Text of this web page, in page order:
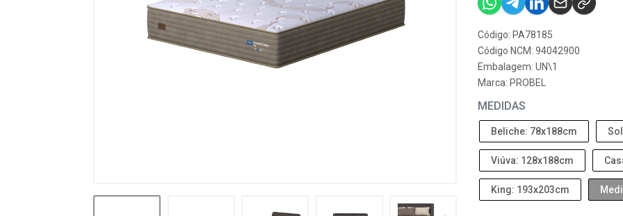
Código: PA78185
Código NCM: 94042900
Embalagem: UN\1
Marca: PROBEL
MEDIDAS
Beliche: 78x188cm
Viúva: 128x188cm
King: 193x203cm